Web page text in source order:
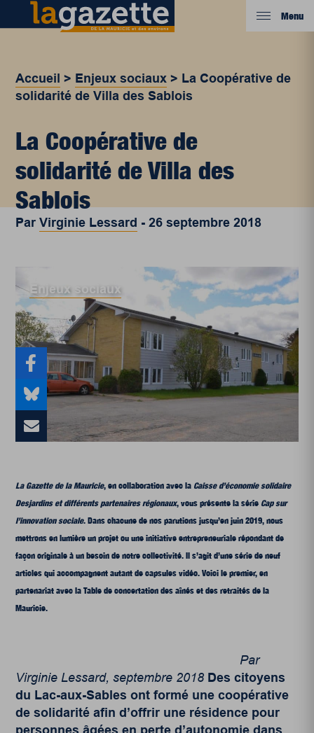
Menu
Accueil > Enjeux sociaux > La Coopérative de
solidarité de Villa des Sablois
La Coopérative de
solidarité de Villa des
Sablois
ParVirginie Lessard -26 septembre 2018
Enjeux sociaux
La Gazette de la Mauricie, en collaboration avec la Caisse d’économie solidaire
Desjardinset différents partenaires régionaux, vous présente la série Cap sur
l’innovation sociale. Dans chacune de nos parutions jusqu’en juin 2019, nous
mettrons en lumière un projet ou une initiative entrepreneuriale répondant de
façon originale à un besoin de notre collectivité. Il s’agit d’une série de neuf
articles qui accompagnent autant de capsules vidéo. Voici le premier, en
partenariat avec laTable de concertation des aînés et des retraités de la
Mauricie.
Par
Virginie Lessard, septembre 2018 Des citoyens
du Lac-aux-Sables ont formé une coopérative
de solidarité afin d’offrir une résidence pour
personnes âgées en perte d’autonomie dans